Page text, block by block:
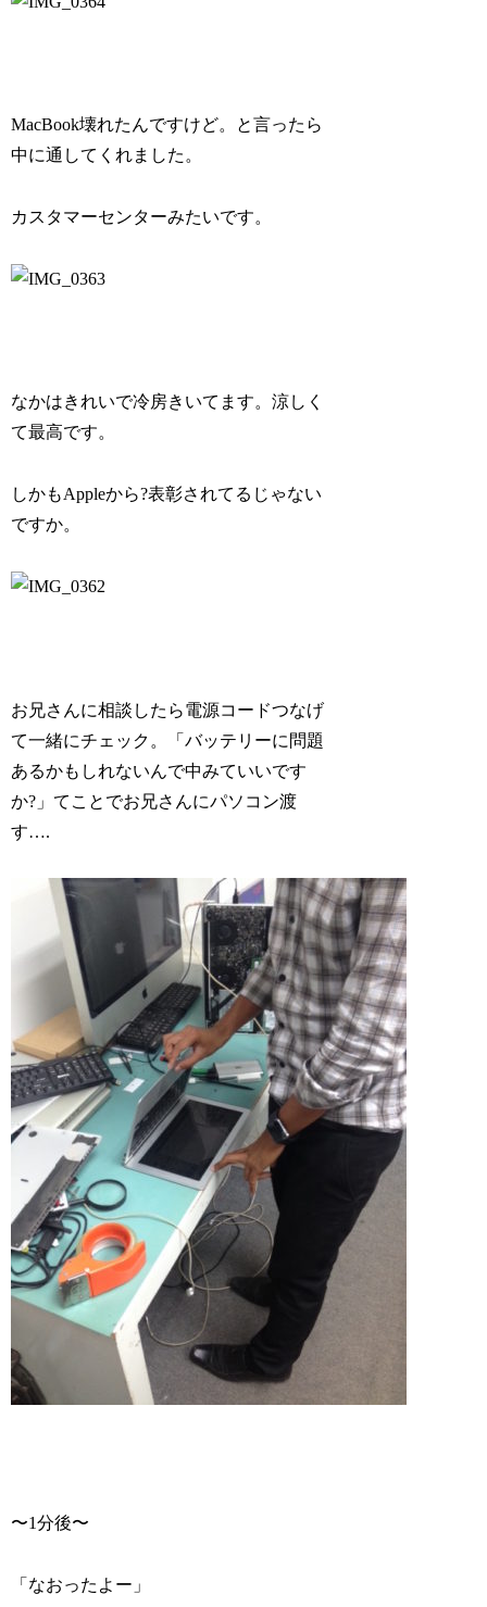
MacBook壊れたんですけど。と言ったら
中に通してくれました。
カスタマーセンターみたいです。
なかはきれいで冷房きいてます。涼しく
て最高です。
しかもAppleから?表彰されてるじゃない
ですか。
お兄さんに相談したら電源コードつなげ
て一緒にチェック。「バッテリーに問題
あるかもしれないんで中みていいです
か?」てことでお兄さんにパソコン渡
す….
〜1分後〜
「なおったよー」